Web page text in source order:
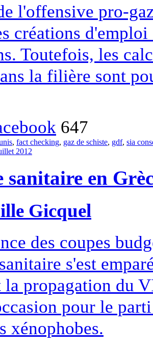
l'offensive pro-
créations
Toutefois, les
la filière sont
647
, fact checking, gaz de schiste, gdf, sia
2012
sanitaire en
Gicquel
des coupes
s'est
la propagation du
pour le
xénophobes.